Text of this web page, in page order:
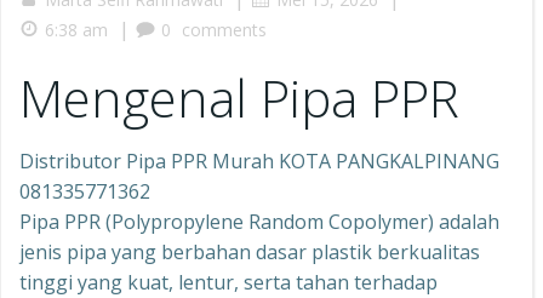
6:38 am | 0 comments
Mengenal Pipa PPR
Distributor Pipa PPR Murah KOTA PANGKALPINANG
081335771362
Pipa PPR (Polypropylene Random Copolymer) adalah
jenis pipa yang berbahan dasar plastik berkualitas
tinggi yang kuat, lentur, serta tahan terhadap